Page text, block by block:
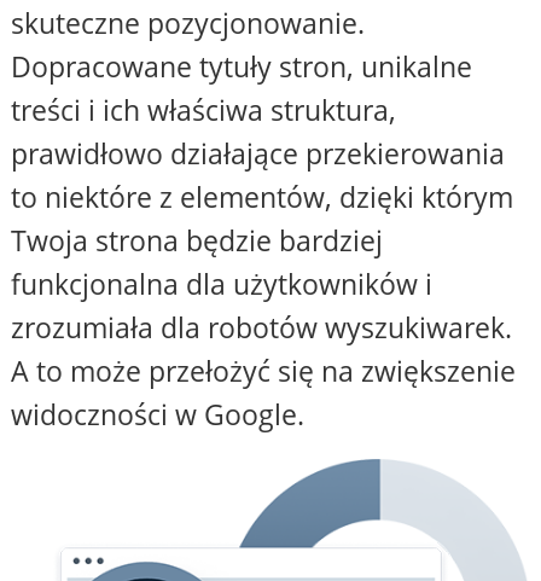
skuteczne pozycjonowanie.
Dopracowane tytuły stron, unikalne
treści i ich właściwa struktura,
prawidłowo działające przekierowania
to niektóre z elementów, dzięki którym
Twoja strona będzie bardziej
funkcjonalna dla użytkowników i
zrozumiała dla robotów wyszukiwarek.
A to może przełożyć się na zwiększenie
widoczności w Google.